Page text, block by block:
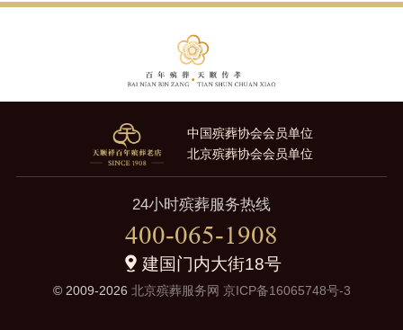
中国殡葬协会会员单位
北京殡葬协会会员单位
24小时殡葬服务热线
400-065-1908
建国门内大街18号
© 2009-2026 北京殡葬服务网 京ICP备16065748号-3